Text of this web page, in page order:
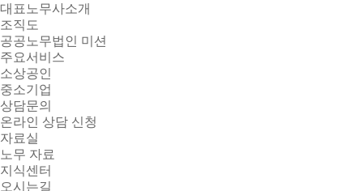
대표노무사소개
조직도
공공노무법인 미션
주요서비스
소상공인
중소기업
상담문의
온라인 상담 신청
자료실
노무 자료
지식센터
오시는길